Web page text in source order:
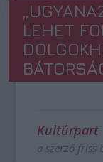
LEHET
Kultúrpart
a szerző friss